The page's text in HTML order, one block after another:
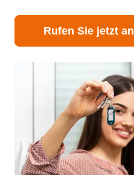
Rufen Sie jetzt an